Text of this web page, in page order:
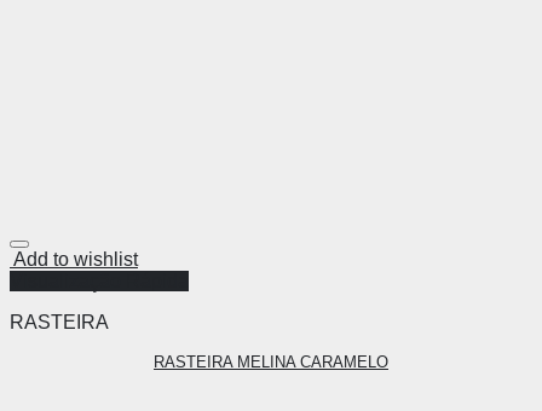
Add to wishlist
RASTEIRA
RASTEIRA MELINA CARAMELO